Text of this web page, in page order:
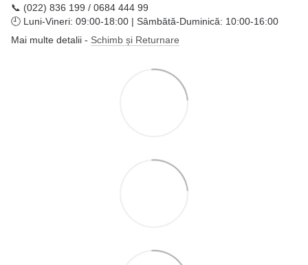
📞 (022) 836 199 / 0684 444 99
🕘 Luni-Vineri: 09:00-18:00 | Sâmbătă-Duminică: 10:00-16:00
Mai multe detalii - Schimb și Returnare